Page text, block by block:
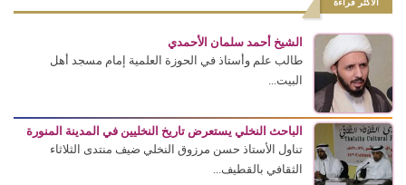
الاكثر قراءة
الشيخ أحمد سلمان الأحمدي
طالب علم وأستاذ في الحوزة العلمية إمام مسجد أهل
البيت...
الباحث النخلي يستعرض تاريخ النخليين في المدينة المنورة
تناول الأستاذ حسن مرزوق النخلي ضيف منتدى الثلاثاء
الثقافي بالقطيف...